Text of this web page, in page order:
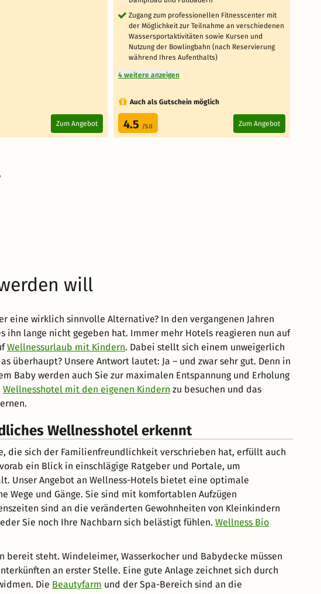
Zum Angebot
Zugang zum professionellen Fitnesscenter mit
der Möglichkeit zur Teilnahme an verschiedenen
Wassersportaktivitäten sowie Kursen und
Nutzung der Bowlingbahn (nach Reservierung
während Ihres Aufenthalts)
4 weitere anzeigen
Auch als Gutschein möglich
4.5 /5.0 Zum Angebot
will
eine wirklich sinnvolle Alternative? In den vergangenen Jahren
ihn lange nicht gegeben hat. Immer mehr Hotels reagieren nun auf
Wellnessurlaub mit Kindern. Dabei stellt sich einem unweigerlich
überhaupt? Unsere Antwort lautet: Ja – und zwar sehr gut. Denn in
Baby werden auch Sie zur maximalen Entspannung und Erholung
Wellnesshotel mit den eigenen Kindern zu besuchen und das
Wellnesshotel erkennt
die sich der Familienfreundlichkeit verschrieben hat, erfüllt auch
ein Blick in einschlägige Ratgeber und Portale, um
Unser Angebot an Wellness-Hotels bietet eine optimale
Wege und Gänge. Sie sind mit komfortablen Aufzügen
sind an die veränderten Gewohnheiten von Kleinkindern
Sie noch Ihre Nachbarn sich belästigt fühlen. Wellness Bio
steht. Windeleimer, Wasserkocher und Babydecke müssen
an erster Stelle. Eine gute Anlage zeichnet sich durch
Die Beautyfarm und der Spa-Bereich sind an die